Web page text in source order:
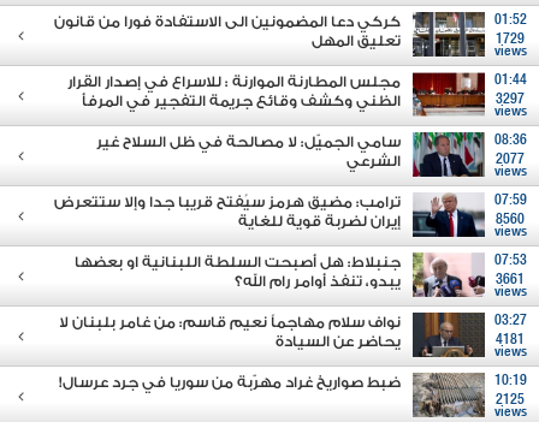
01:52
1729
views
كركي دعا المضمونين الى الاستفادة فورا من قانون
تعليق المهل
01:44
3297
views
مجلس المطارنة الموارنة : للاسراع في إصدار القرار
الظني وكشف وقائع جريمة التفجير في المرفأ
08:36
2077
views
سامي الجميّل: لا مصالحة في ظل السلاح غير
الشرعي
07:59
8560
views
ترامب: مضيق هرمز سيُفتح قريبا جدا وإلا ستتعرض
إيران لضربة قوية للغاية
07:53
3661
views
جنبلاط: هل أصبحت السلطة اللبنانية او بعضها
يبدو، تنفذ أوامر رام الله؟
03:27
4181
views
نواف سلام مهاجماً نعيم قاسم: من غامر بلبنان لا
يحاضر عن السيادة
10:19
2125
views
ضبط صواريخ غراد مهرّبة من سوريا في جرد عرسال!